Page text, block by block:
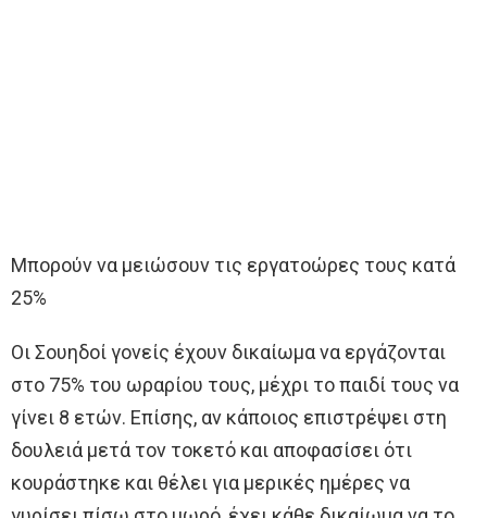
Μπορούν να μειώσουν τις εργατοώρες τους κατά
25%
Οι Σουηδοί γονείς έχουν δικαίωμα να εργάζονται
στο 75% του ωραρίου τους, μέχρι το παιδί τους να
γίνει 8 ετών. Επίσης, αν κάποιος επιστρέψει στη
δουλειά μετά τον τοκετό και αποφασίσει ότι
κουράστηκε και θέλει για μερικές ημέρες να